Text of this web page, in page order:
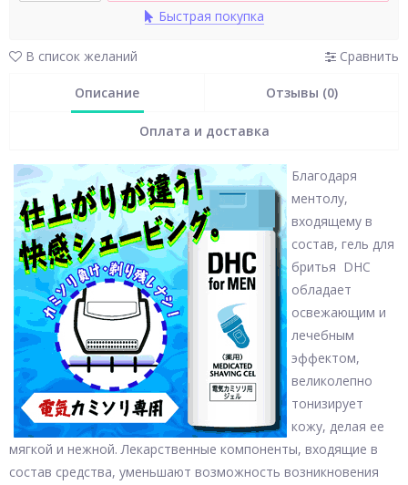
Быстрая покупка
В список желаний Сравнить
Описание Отзывы (0)
Оплата и доставка
Благодаря
ментолу,
входящему в
состав, гель для
бритья DHC
обладает
освежающим и
лечебным
эффектом,
великолепно
тонизирует
кожу, делая ее
мягкой и нежной. Лекарственные компоненты, входящие в
состав средства, уменьшают возможность возникновения